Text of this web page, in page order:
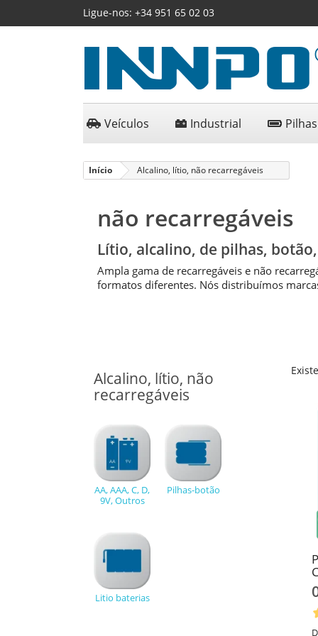
Ligue-nos: +34 951 65 02 03
Veículos Industrial Pilhas
Início Alcalino, lítio, não recarregáveis
não recarregáveis
Lítio, alcalino, de pilhas,
Ampla gama de recarregáveis e não
formatos diferentes. Nós distribuímos
Alcalino, lítio, não
recarregáveis
AA, AAA, C, D,
9V, Outros
Pilhas-botão
Litio baterias